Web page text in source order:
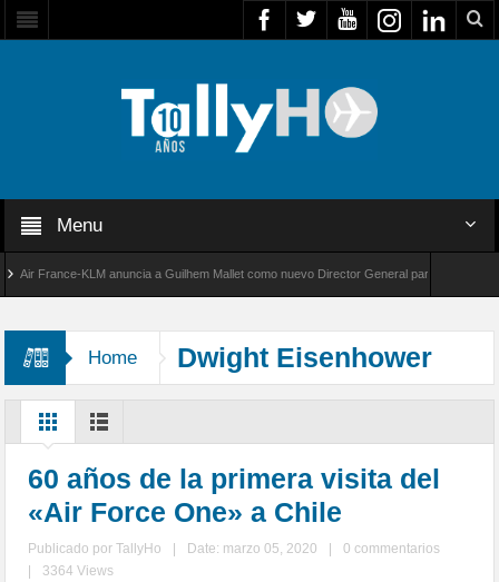
Menu
France-KLM anuncia a Guilhem Mallet como nuevo Director General para América Latina
Home Dwight Eisenhower
60 años de la primera visita del
«Air Force One» a Chile
Publicado porTallyHo Date: marzo 05, 2020
0 commentarios
3364 Views